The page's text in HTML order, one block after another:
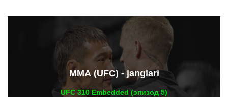
ММА (UFC) - janglari
UFC 310 Embedded (эпизод 5)